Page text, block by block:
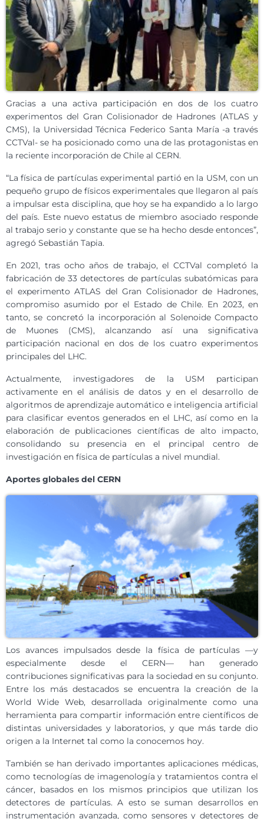
Gracias a una activa participación en dos de los cuatro
experimentos del Gran Colisionador de Hadrones (ATLAS y
CMS), la Universidad Técnica Federico Santa María -a través
CCTVal- se ha posicionado como una de las protagonistas en
la reciente incorporación de Chile al CERN.
“La física de partículas experimental partió en la USM, con un
pequeño grupo de físicos experimentales que llegaron al país
a impulsar esta disciplina, que hoy se ha expandido a lo largo
del país. Este nuevo estatus de miembro asociado responde
al trabajo serio y constante que se ha hecho desde entonces”,
agregó Sebastián Tapia.
En 2021, tras ocho años de trabajo, el CCTVal completó la
fabricación de 33 detectores de partículas subatómicas para
el experimento ATLAS del Gran Colisionador de Hadrones,
compromiso asumido por el Estado de Chile. En 2023, en
tanto, se concretó la incorporación al Solenoide Compacto
de Muones (CMS), alcanzando así una significativa
participación nacional en dos de los cuatro experimentos
principales del LHC.
Actualmente, investigadores de la USM participan
activamente en el análisis de datos y en el desarrollo de
algoritmos de aprendizaje automático e inteligencia artificial
para clasificar eventos generados en el LHC, así como en la
elaboración de publicaciones científicas de alto impacto,
consolidando su presencia en el principal centro de
investigación en física de partículas a nivel mundial.
Aportes globales del CERN
Los avances impulsados desde la física de partículas —y
especialmente desde el CERN— han generado
contribuciones significativas para la sociedad en su conjunto.
Entre los más destacados se encuentra la creación de la
World Wide Web, desarrollada originalmente como una
herramienta para compartir información entre científicos de
distintas universidades y laboratorios, y que más tarde dio
origen a la Internet tal como la conocemos hoy.
También se han derivado importantes aplicaciones médicas,
como tecnologías de imagenología y tratamientos contra el
cáncer, basados en los mismos principios que utilizan los
detectores de partículas. A esto se suman desarrollos en
instrumentación avanzada, como sensores y detectores de